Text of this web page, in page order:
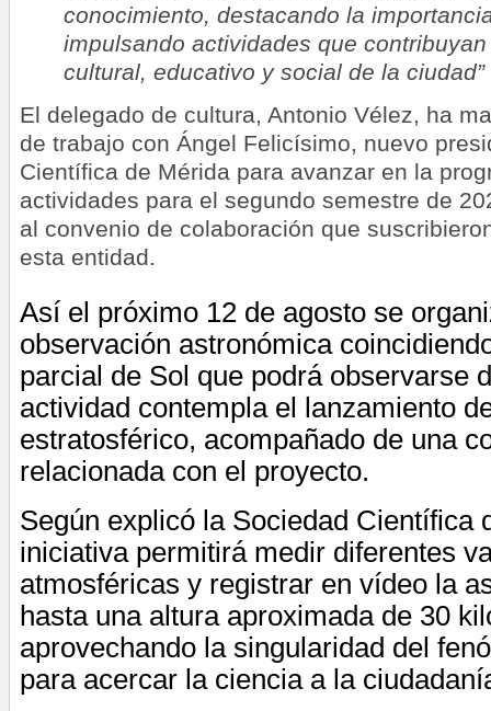
conocimiento, destacando la
impulsando actividades que
cultural, educativo y social de la ciudad”
El delegado de cultura, Antonio Vélez, ha
de trabajo con Ángel Felicísimo, nuevo
Científica de Mérida para avanzar en la
actividades para el segundo semestre de
al convenio de colaboración que
esta entidad.
Así el próximo 12 de agosto se
observación astronómica
parcial de Sol que podrá observarse
actividad contempla el lanzamiento
estratosférico, acompañado de una
relacionada con el proyecto.
Según explicó la Sociedad Científica
iniciativa permitirá medir diferentes
atmosféricas y registrar en vídeo la
hasta una altura aproximada de 30
aprovechando la singularidad del
para acercar la ciencia a la